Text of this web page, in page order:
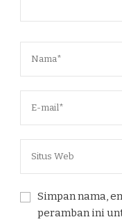
Simpan nama,
peramban ini